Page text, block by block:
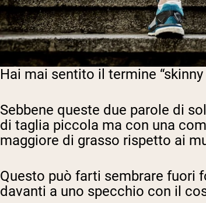
Hai mai sentito il termine
Sebbene queste due parole di
di taglia piccola ma con una
maggiore di grasso rispetto ai
Questo può farti sembrare fuori
davanti a uno specchio con il